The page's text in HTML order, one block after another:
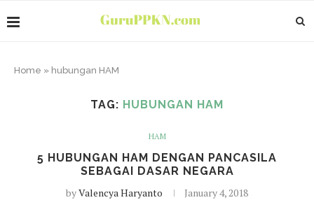
Home » hubungan HAM
TAG: HUBUNGAN HAM
HAM
5 HUBUNGAN HAM DENGAN PANCASILA
SEBAGAI DASAR NEGARA
byValencya Haryanto January 4, 2018